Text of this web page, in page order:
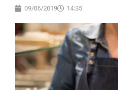
09/06/2019 14:35